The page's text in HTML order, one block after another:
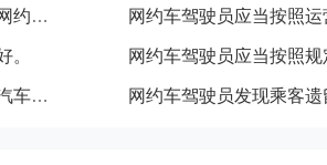
未取得《网络预约出租汽车运输证》的车辆可以接入网约车平台从事网约车运营活动。 网约车驾驶员应当按照
。 网约车驾驶员应当按照
网约车驾驶员可以在机场、火车站、汽车客运站等设立统一巡游出租汽车调度服务站或实行排队候客的场所揽客。 网约车驾驶员发现乘客